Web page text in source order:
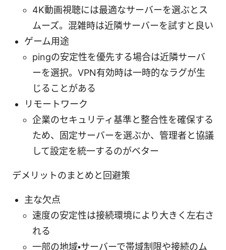
4K動画視聴には最適なサーバーを選ぶとス
ムーズ。混雑時は近隣サーバーを試すと良い
ゲーム用途
pingの安定性を優先する場合は近隣サーバ
ーを選択。VPN有効時は一時的なラグが生
じることがある
リモートワーク
企業のセキュリティ基準と整合性を確保する
ため、固定サーバーを選ぶか、管理者と協議
して設定を統一するのがベター
デメリットのまとめと回避策
主な欠点
速度の安定性は接続環境により大きく左右さ
れる
一部の地域・サーバーで帯域制限や接続のム